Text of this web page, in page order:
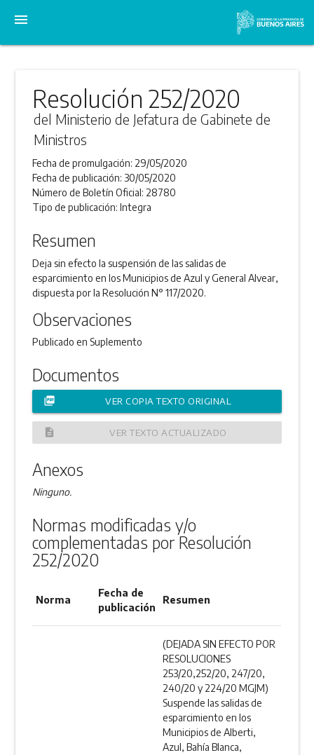
menu
Resolución 252/2020
del Ministerio de Jefatura de Gabinete de
Ministros
Fecha de promulgación: 29/05/2020
Fecha de publicación: 30/05/2020
Número de Boletín Oficial: 28780
Tipo de publicación:Integra
Resumen
Deja sin efecto la suspensión de las salidas de
esparcimiento en los Municipios de Azul y General Alvear,
dispuesta por la Resolución N° 117/2020.
Observaciones
Publicado en Suplemento
Documentos
picture_as_pdf VER COPIA TEXTO ORIGINAL
description VER TEXTO ACTUALIZADO
Anexos
Ninguno.
Normas modificadas y/o
complementadas por Resolución
252/2020
Norma
Fecha de
publicación
Resumen
(DEJADA SIN EFECTO POR
RESOLUCIONES
253/20,252/20, 247/20,
240/20 y 224/20 MGJM)
Suspende las salidas de
esparcimiento en los
Municipios de Alberti,
Azul, Bahía Blanca,